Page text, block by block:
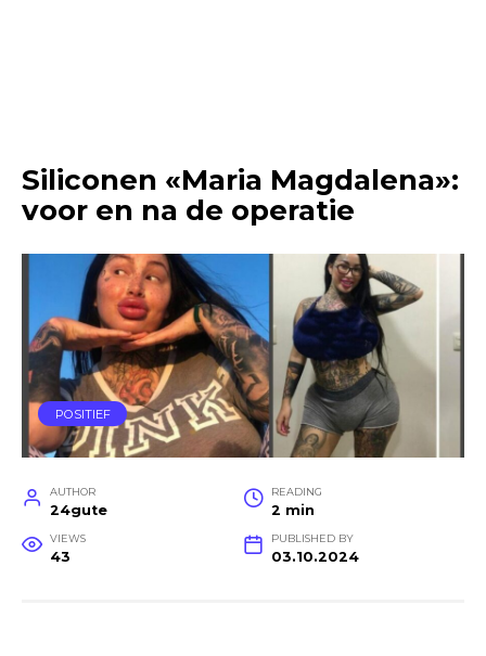
Siliconen «Maria Magdalena»:
voor en na de operatie
POSITIEF
AUTHOR
24gute
READING
2 min
VIEWS
43
PUBLISHED BY
03.10.2024